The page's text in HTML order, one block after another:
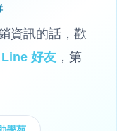
資訊的話，歡
好友 ，第